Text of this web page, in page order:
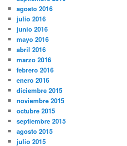
agosto 2016
julio 2016
junio 2016
mayo 2016
abril 2016
marzo 2016
febrero 2016
enero 2016
diciembre 2015
noviembre 2015
octubre 2015
septiembre 2015
agosto 2015
julio 2015